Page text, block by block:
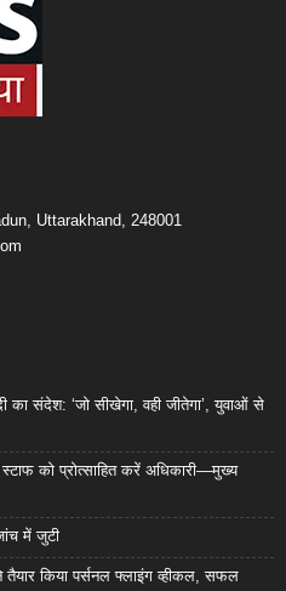
Uttarakhand, 248001
का संदेश: ‘जो सीखेगा, वही जीतेगा’, युवाओं से
को प्रोत्साहित करें अधिकारी—मुख्य
में जुटी
किया पर्सनल फ्लाइंग व्हीकल, सफल